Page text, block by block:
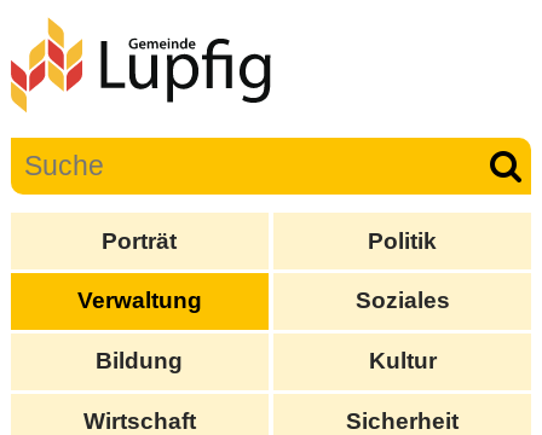
Porträt Politik
Verwaltung Soziales
Bildung Kultur
Wirtschaft Sicherheit